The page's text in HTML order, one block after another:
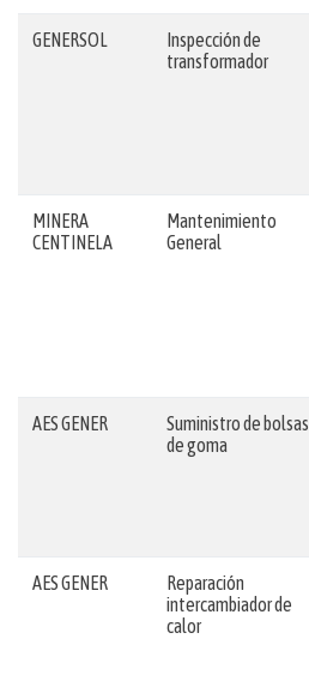
GENERSOL
Inspección de
transformador
MINERA
CENTINELA
Mantenimiento
General
AES GENER
Suministro de bolsas
de goma
AES GENER
Reparación
intercambiador de
calor